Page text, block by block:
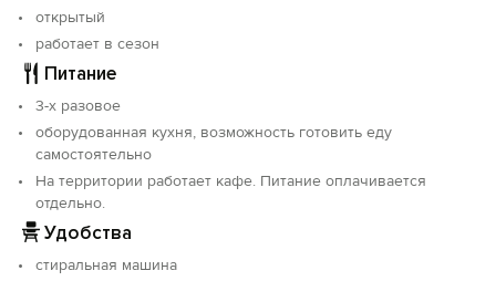
- центр развлечений - 5 минут
- аквапарк - 60 минут (на транспорте)
- дельфинарий (Севастополь) - 30 минут (на
транспорте)
- рынок - 5 минут
- магазин продукты - 5 минут
- остановка транспорта - 2 минуты
- аптека - 5 минут
открытый
работает в сезон
Питание
3-х разовое
оборудованная кухня, возможность готовить еду
самостоятельно
На территории работает кафе. Питание оплачивается
отдельно.
Удобства
стиральная машина